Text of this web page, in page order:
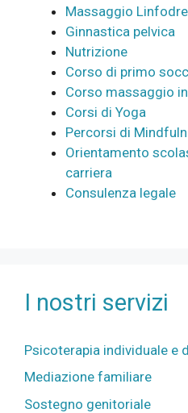
Massaggio
Ginnastica pelvica
Nutrizione
Corso di primo
Corso massaggio
Corsi di Yoga
Percorsi di
Orientamento
carriera
Consulenza legale
I nostri servizi
Psicoterapia individuale e
Mediazione familiare
Sostegno genitoriale